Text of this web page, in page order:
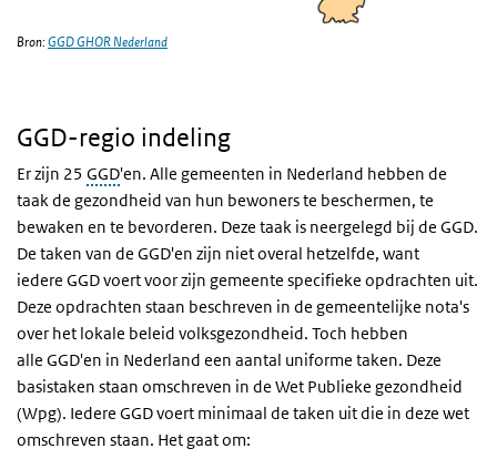
Bron:GGD GHOR Nederland
GGD-regio indeling
Er zijn 25 GGD'en. Alle gemeenten in Nederland hebben de
taak de gezondheid van hun bewoners te beschermen, te
bewaken en te bevorderen. Deze taak is neergelegd bij de GGD.
De taken van de GGD'en zijn niet overal hetzelfde, want
iedere GGD voert voor zijn gemeente specifieke opdrachten uit.
Deze opdrachten staan beschreven in de gemeentelijke nota's
over het lokale beleid volksgezondheid. Toch hebben
alle GGD'en in Nederland een aantal uniforme taken. Deze
basistaken staan omschreven in de Wet Publieke gezondheid
(Wpg). Iedere GGD voert minimaal de taken uit die in deze wet
omschreven staan. Het gaat om: